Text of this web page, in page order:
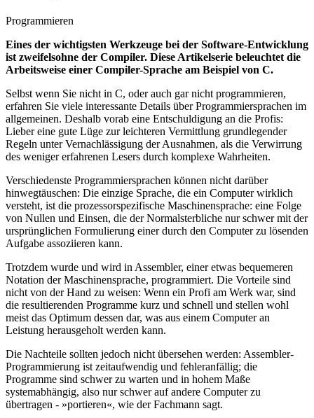
Programmieren
Eines der wichtigsten Werkzeuge bei der Software-Entwicklung
ist zweifelsohne der Compiler. Diese Artikelserie beleuchtet die
Arbeitsweise einer Compiler-Sprache am Beispiel von C.
Selbst wenn Sie nicht in C, oder auch gar nicht programmieren,
erfahren Sie viele interessante Details über Programmiersprachen im
allgemeinen. Deshalb vorab eine Entschuldigung an die Profis:
Lieber eine gute Lüge zur leichteren Vermittlung grundlegender
Regeln unter Vernachlässigung der Ausnahmen, als die Verwirrung
des weniger erfahrenen Lesers durch komplexe Wahrheiten.
Verschiedenste Programmiersprachen können nicht darüber
hinwegtäuschen: Die einzige Sprache, die ein Computer wirklich
versteht, ist die prozessorspezifische Maschinensprache: eine Folge
von Nullen und Einsen, die der Normalsterbliche nur schwer mit der
ursprünglichen Formulierung einer durch den Computer zu lösenden
Aufgabe assoziieren kann.
Trotzdem wurde und wird in Assembler, einer etwas bequemeren
Notation der Maschinensprache, programmiert. Die Vorteile sind
nicht von der Hand zu weisen: Wenn ein Profi am Werk war, sind
die resultierenden Programme kurz und schnell und stellen wohl
meist das Optimum dessen dar, was aus einem Computer an
Leistung herausgeholt werden kann.
Die Nachteile sollten jedoch nicht übersehen werden: Assembler-
Programmierung ist zeitaufwendig und fehleranfällig; die
Programme sind schwer zu warten und in hohem Maße
systemabhängig, also nur schwer auf andere Computer zu
übertragen - »portieren«, wie der Fachmann sagt.